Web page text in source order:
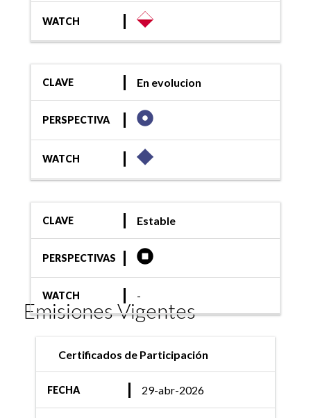
WATCH
CLAVE En evolucion
PERSPECTIVA
WATCH
CLAVE Estable
PERSPECTIVAS
WATCH -
Emisiones Vigentes
Certificados de Participación
FECHA 29-abr-2026